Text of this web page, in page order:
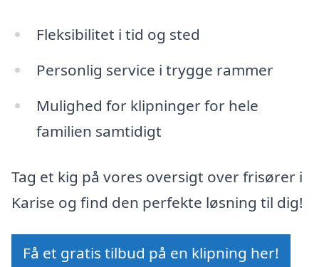
Fleksibilitet i tid og sted
Personlig service i trygge rammer
Mulighed for klipninger for hele
familien samtidigt
Tag et kig på vores oversigt over frisører i
Karise og find den perfekte løsning til dig!
Få et gratis tilbud på en klipning her!